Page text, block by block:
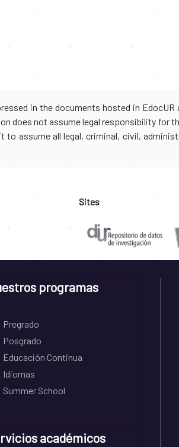
in the documents hosted in
does not assume legal responsibility
to assume all legal, criminal, civil,
Sites
programas
Pregrado
Posgrado
Educación Continua
Idiomas
Summer School
académicos